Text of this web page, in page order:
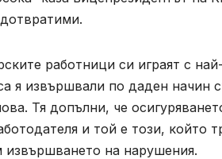
работници си играят с
я извършвали по даден начин
Тя допълни, че
и той е този, който
извършването на нарушения.